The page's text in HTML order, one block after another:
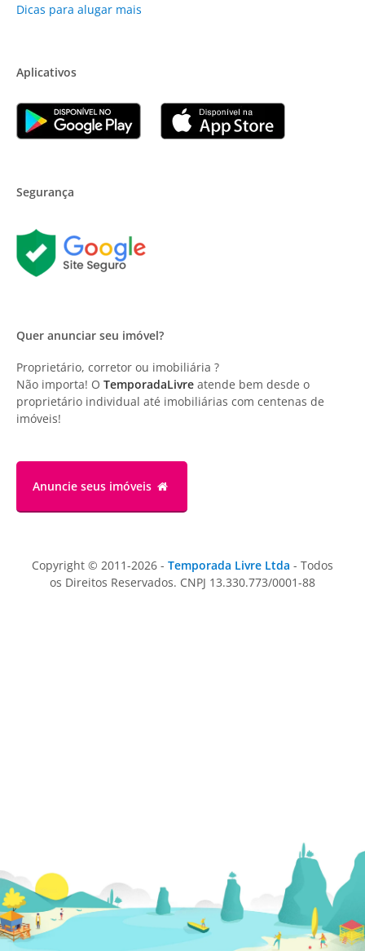
Dicas para alugar mais
Aplicativos
Segurança
Quer anunciar seu imóvel?
Proprietário, corretor ou imobiliária ?
Não importa! O TemporadaLivre atende bem desde o
proprietário individual até imobiliárias com centenas de
imóveis!
Anuncie seus imóveis
Copyright © 2011-2026 - Temporada Livre Ltda - Todos
os Direitos Reservados. CNPJ 13.330.773/0001-88